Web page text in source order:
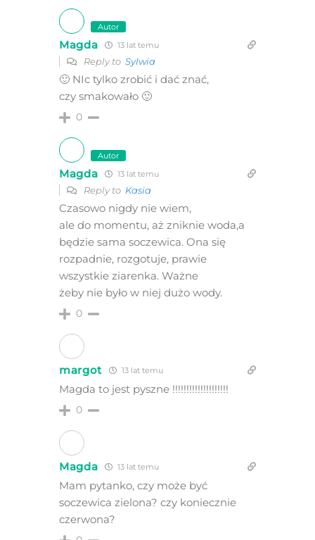
Autor
Magda 13 lat temu
Reply to Sylwia
🙂 NIc tylko zrobić i dać znać,
czy smakowało 🙂
0
Autor
Magda 13 lat temu
Reply to Kasia
Czasowo nigdy nie wiem,
ale do momentu, aż zniknie woda,a
będzie sama soczewica. Ona się
rozpadnie, rozgotuje, prawie
wszystkie ziarenka. Ważne
żeby nie było w niej dużo wody.
0
margot 13 lat temu
Magda to jest pyszne !!!!!!!!!!!!!!!!!!!!
0
Magda 13 lat temu
Mam pytanko, czy może być
soczewica zielona? czy koniecznie
czerwona?